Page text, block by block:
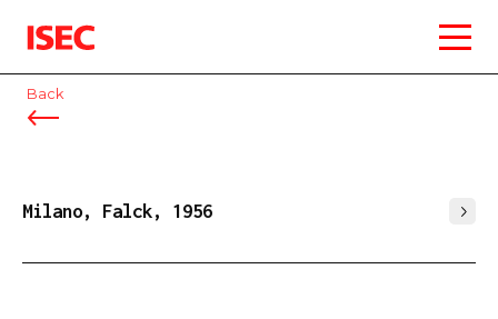
ISEC
Back
Milano, Falck, 1956